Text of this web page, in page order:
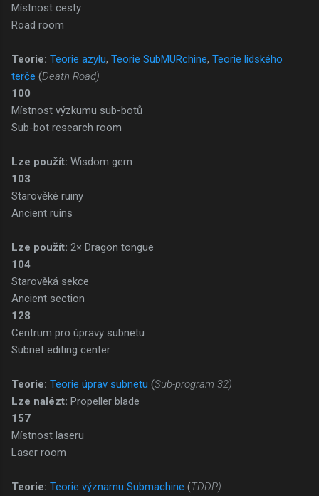
Místnost cesty
Road room
Teorie: Teorie azylu, Teorie SubMURchine, Teorie lidského
terče (Death Road)
100
Místnost výzkumu sub-botů
Sub-bot research room
Lze použít: Wisdom gem
103
Starověké ruiny
Ancient ruins
Lze použít: 2× Dragon tongue
104
Starověká sekce
Ancient section
128
Centrum pro úpravy subnetu
Subnet editing center
Teorie: Teorie úprav subnetu (Sub-program 32)
Lze nalézt: Propeller blade
157
Místnost laseru
Laser room
Teorie: Teorie významu Submachine (TDDP)